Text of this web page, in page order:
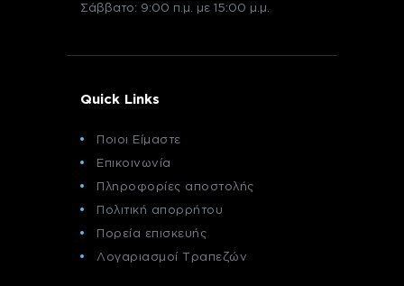
Σάββατο: 9:00 π.μ. με 15:00 μ.μ.
Quick Links
Ποιοι Είμαστε
Επικοινωνία
Πληροφορίες αποστολής
Πολιτική απορρήτου
Πορεία επισκευής
Λογαριασμοί Τραπεζών